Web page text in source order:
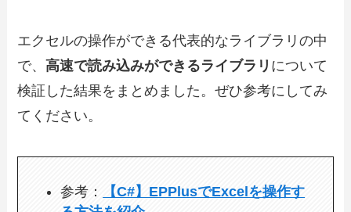
エクセルの操作ができる代表的なライブラリの中
で、高速で読み込みができるライブラリ について
検証した結果をまとめました。ぜひ参考にしてみ
てください。
参考：
【C#】EPPlusでExcelを操作す